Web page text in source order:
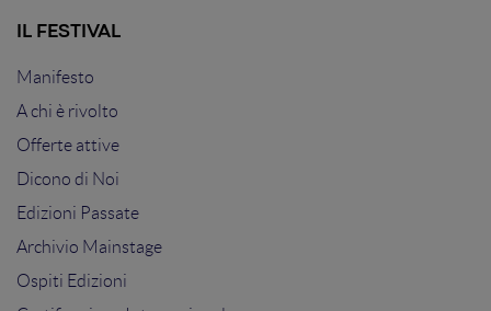
IL FESTIVAL
Manifesto
A chi è rivolto
Offerte attive
Dicono di Noi
Edizioni Passate
Archivio Mainstage
Ospiti Edizioni